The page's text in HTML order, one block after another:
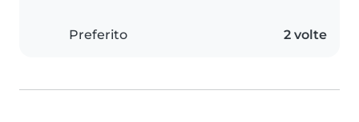
Preferito 2 volte